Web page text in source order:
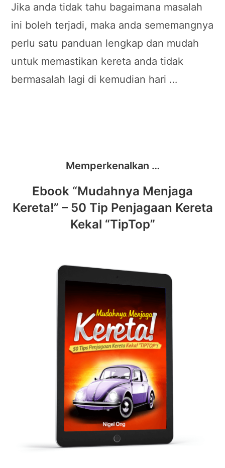
Jika anda tidak tahu bagaimana masalah
ini boleh terjadi, maka anda sememangnya
perlu satu panduan lengkap dan mudah
untuk memastikan kereta anda tidak
bermasalah lagi di kemudian hari …
Memperkenalkan …
Ebook “Mudahnya Menjaga
Kereta!” – 50 Tip Penjagaan Kereta
Kekal “TipTop”